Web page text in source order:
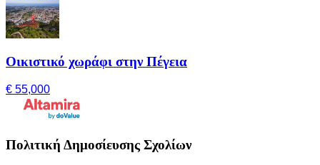
Οικιστικό χωράφι στην Πέγεια
€ 55,000
Πολιτική Δημοσίευσης Σχολίων